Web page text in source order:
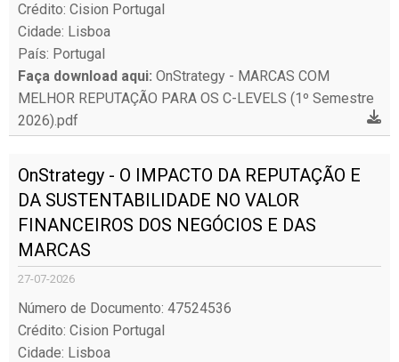
Crédito: Cision Portugal
Cidade: Lisboa
País: Portugal
Faça download aqui: OnStrategy - MARCAS COM
MELHOR REPUTAÇÃO PARA OS C-LEVELS (1º Semestre
2026).pdf
OnStrategy - O IMPACTO DA REPUTAÇÃO E
DA SUSTENTABILIDADE NO VALOR
FINANCEIROS DOS NEGÓCIOS E DAS
MARCAS
27-07-2026
Número de Documento: 47524536
Crédito: Cision Portugal
Cidade: Lisboa